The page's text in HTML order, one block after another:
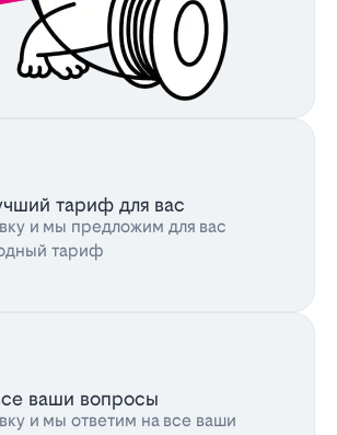
тариф для вас
и мы предложим для вас
тариф
ваши вопросы
и мы ответим на все ваши